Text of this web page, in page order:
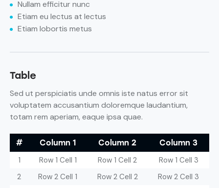
Nullam efficitur nunc
Etiam eu lectus at lectus
Etiam lobortis metus
Table
Sed ut perspiciatis unde omnis iste natus error sit
voluptatem accusantium doloremque laudantium,
totam rem aperiam, eaque ipsa quae.
# Column 1 Column 2 Column 3
1 Row 1 Cell 1 Row 1 Cell 2
Row 1 Cell 3
2
Row 2 Cell 1 Row 2 Cell 2
Row 2 Cell 3